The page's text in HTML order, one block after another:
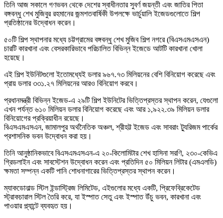
তিনি আজ সকালে গণভবন থেকে দেশের স্বাধীনতার সুবর্ণ জয়ন্তী এবং জাতির পিতা
বঙ্গবন্ধু শেখ মুজিবুর রহমানের জন্মশতবার্ষিকী উপলক্ষে ভার্চুয়ালি ইজেডগুলোতে শিল্প
প্রতিষ্ঠানের উদ্বোধন করেন।
৫০টি শিল্প স্থাপনার মধ্যে চট্টগ্রামের বঙ্গবন্ধু শেখ মুজিব শিল্প নগরে (বিএসএমএসএন)
চারটি কারখানা এবং বেসরকারিভাবে পরিচালিত বিভিন্ন ইজেডে আটটি কারখানা খোলা
হয়েছে।
এই শিল্প ইউনিটগুলো ইতোমধ্যেই ডলার ৯৬৭.৭৩ মিলিয়নের বেশি বিনিয়োগ করেছে এবং
প্রায় ডলার ৩৩১.২৭ মিলিয়নের আরও বিনিয়োগ করবে।
প্রধানমন্ত্রী বিভিন্ন ইজেড-এ ২৯টি শিল্প ইউনিটের ভিত্তিপ্রস্তর স্থাপন করেন, যেগুলো
এখন পর্যন্ত ৬১০ মিলিয়ন ডলার বিনিয়োগ করেছে এবং আর ১,৯২২.৩৯ মিলিয়ন ডলার
বিনিয়োগের প্রক্রিয়াধীন রয়েছে।
বিএসএমএসএন, জামালপুর অর্থনৈতিক অঞ্চল, শ্রীহট্ট ইজেড এবং সাবরাং ট্যুরিজম পার্কের
প্রশাসনিক ভবন উদ্বোধন করা হয়।
তিনি আনুষ্ঠানিকভাবে বিএসএমএসএন-এ ২০-কিলোমিটার শেখ হাসিনা সরণি, ২৩০-কেভিএ
গ্রিডলাইন এবং সাবস্টেশন উদ্বোধন করেন এবং প্রতিদিন ৫০ মিলিয়ন লিটার (এমএলডি)
ক্ষমতা সম্পন্ন একটি পানি শোধনাগারের ভিত্তিপ্রস্তর স্থাপন করেন।
ম্যাকডোনাল্ড স্টিল ইন্ডাস্ট্রিজ লিমিটেড, এইগুলোর মধ্যে একটি, প্রিফেব্রিকেটেড
স্ট্রাকচারাল স্টিল তৈরি করে, যা ইস্পাত সেতু এবং ইস্পাত উঁচু ভবন, কারখানা এবং
পাওয়ার প্ল্যান্টে ব্যবহৃত হয়।